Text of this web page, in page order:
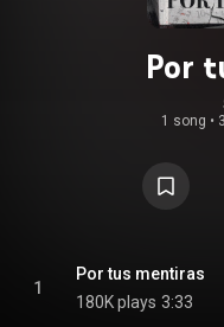
Por
1 song •
1
Por tus mentiras
180K plays 3:33